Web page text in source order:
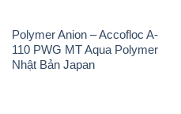
Polymer Anion – Accofloc A-
110 PWG MT Aqua Polymer
Nhật Bản Japan